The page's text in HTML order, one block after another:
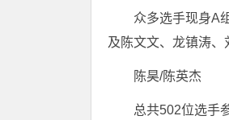
众多选手现身A
及陈文文、龙镇涛、
陈昊/陈英杰
总共502位选手